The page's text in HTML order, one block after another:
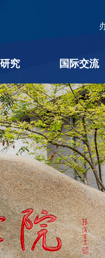
究
展
队
构
果
务
刊
题
化
台
流
国际交流
海外见闻
国际会议
交流项目
暑期学校